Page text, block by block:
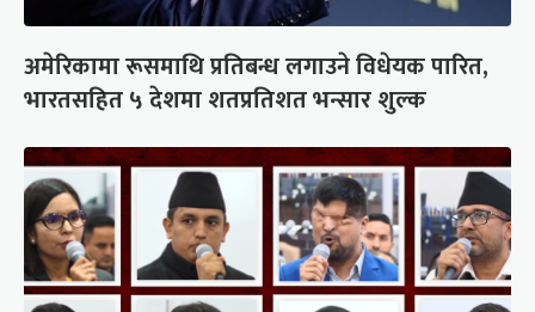
अमेरिकामा रूसमाथि प्रतिबन्ध लगाउने विधेयक पारित,
भारतसहित ५ देशमा शतप्रतिशत भन्सार शुल्क